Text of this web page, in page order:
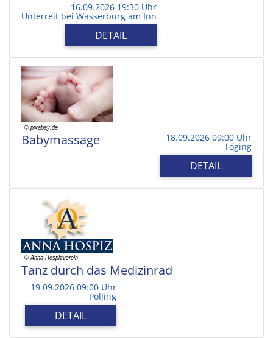
16.09.2026 19:30 Uhr
Unterreit bei Wasserburg am Inn
DETAIL
Babymassage 18.09.2026 09:00 Uhr
Töging
DETAIL
Tanz durch das Medizinrad
19.09.2026 09:00 Uhr
Polling
DETAIL